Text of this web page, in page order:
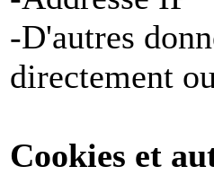
-D'autres
directement
Cookies et